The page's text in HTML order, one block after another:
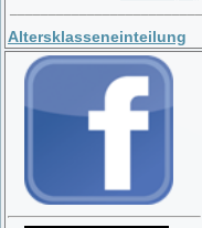
Altersklasseneinteilung